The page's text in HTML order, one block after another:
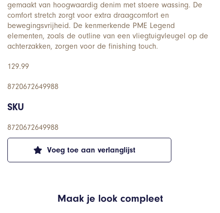
Voeg toe aan verlanglijst
gemaakt van hoogwaardig denim met stoere wassing. De
comfort stretch zorgt voor extra draagcomfort en
bewegingsvrijheid. De kenmerkende PME Legend
elementen, zoals de outline van een vliegtuigvleugel op de
achterzakken, zorgen voor de finishing touch.
129.99
8720672649988
SKU
8720672649988
Maak je look compleet